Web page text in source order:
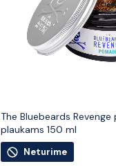
The Bluebeards
plaukams 150 ml
Neturime